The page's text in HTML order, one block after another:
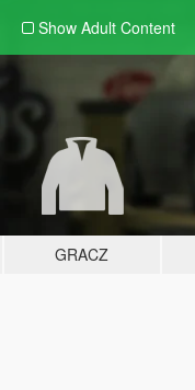
Show Adult Content
GRACZ